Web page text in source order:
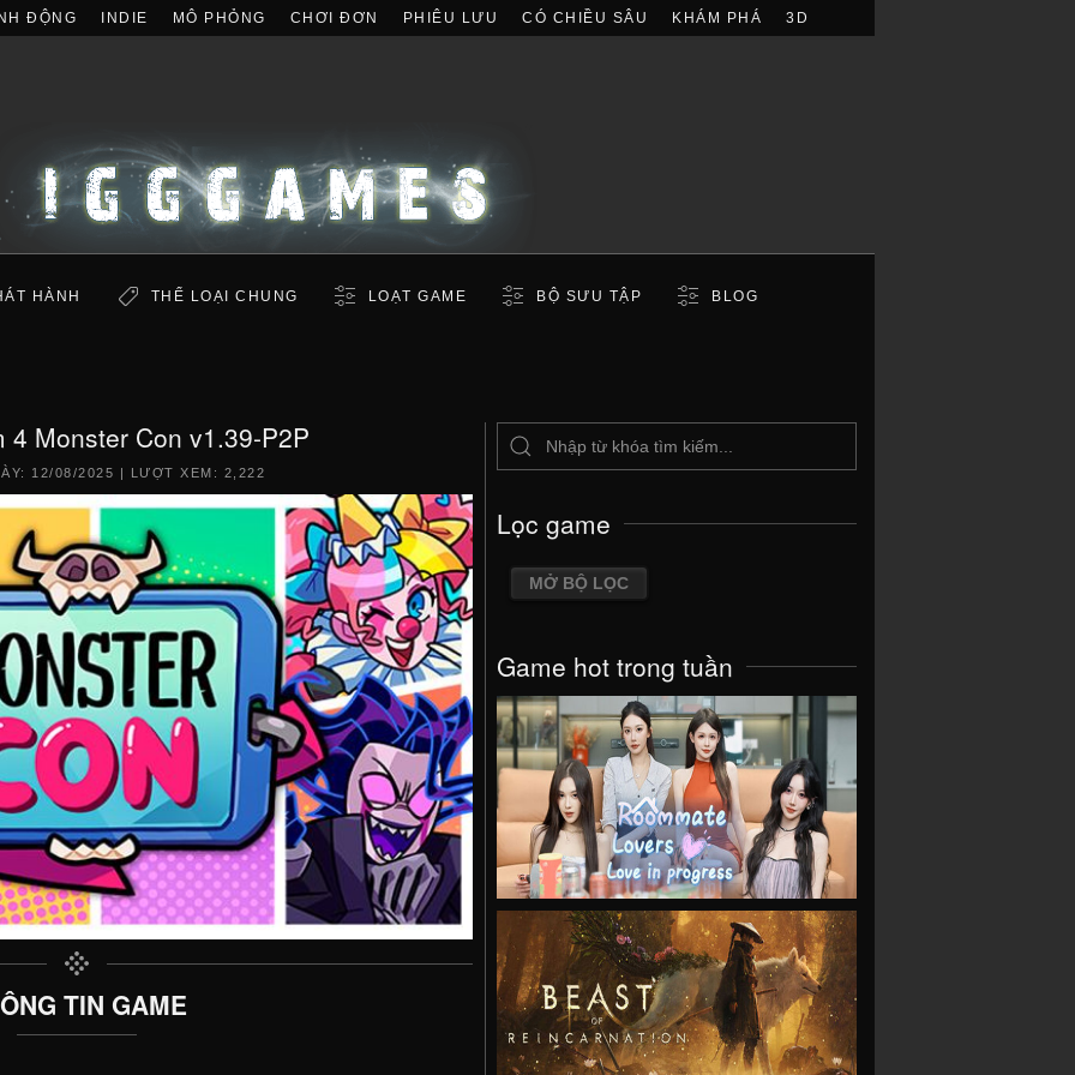
ĐỘNG INDIE MÔ PHỎNG CHƠI ĐƠN PHIÊU LƯU CÓ CHIỀU SÂU KHÁM PHÁ 3D
HÀNH THỂ LOẠI CHUNG LOẠT GAME BỘ SƯU TẬP BLOG
4 Monster Con v1.39-P2P
12/08/2025 | LƯỢT XEM: 2,222
TIN GAME
Lọc game
MỞ BỘ LỌC
Game hot trong tuần
VIEW
VIEW